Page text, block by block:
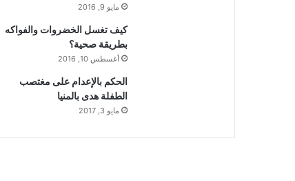
مايو 9, 2016
كيف تغسل الخضروات والفواكه
بطريقة صحية؟
أغسطس 10, 2016
الحكم بالإعدام على مغتصب
الطفلة هدى بالمنيا
مايو 3, 2017